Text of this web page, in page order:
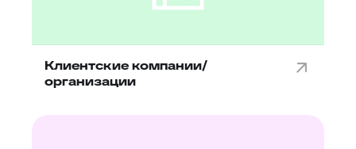
Клиентские компании/
организации